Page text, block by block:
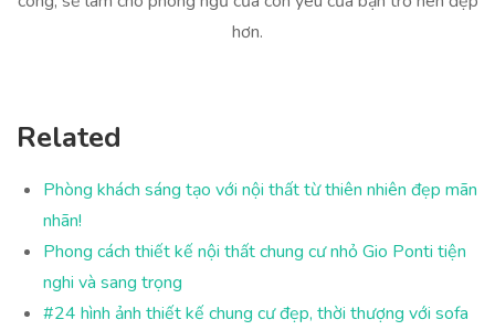
hơn.
Related
Phòng khách sáng tạo với nội thất từ thiên nhiên đẹp mãn
nhãn!
Phong cách thiết kế nội thất chung cư nhỏ Gio Ponti tiện
nghi và sang trọng
#24 hình ảnh thiết kế chung cư đẹp, thời thượng với sofa